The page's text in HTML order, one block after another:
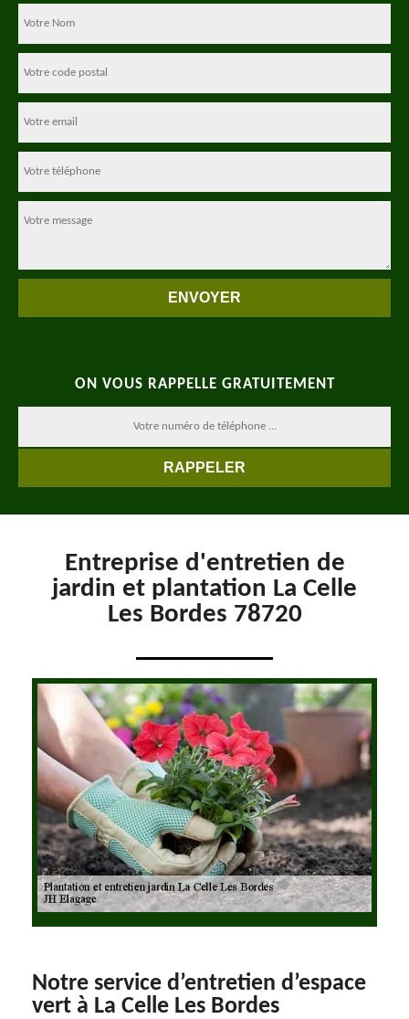
ON VOUS RAPPELLE GRATUITEMENT
Entreprise d'entretien de
jardin et plantation La Celle
Les Bordes 78720
Notre service d’entretien d’espace
vert à La Celle Les Bordes